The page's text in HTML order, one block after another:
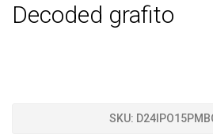
Decoded grafito
SKU: